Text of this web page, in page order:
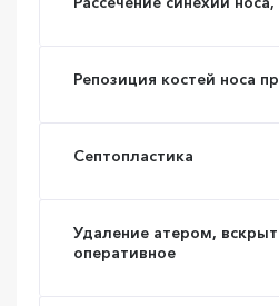
Репозиция костей носа
Септопластика
Удаление атером,
оперативное